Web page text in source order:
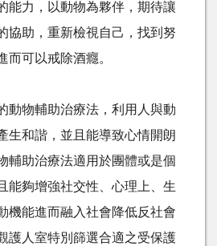
能力，以動物為夥伴，期待讓
協助，重新檢視自己，找到努
而可以戒除酒癮。
動物輔助治療法，利用人與動
生和諧，並且能導致心情開朗
輔助治療法適用於團體或是個
能夠增強社交性、心理上、生
機能進而融入社會降低反社會
護人室特別篩選合適之受保護